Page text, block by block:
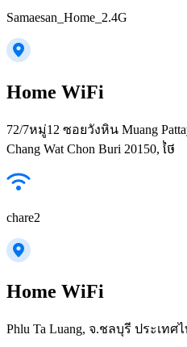
Samaesan_Home_2.4G
Home WiFi
72/7หมู่12 ซอยวังหิน Muang
Chang Wat Chon Buri 20150, ថៃ
chare2
Home WiFi
Phlu Ta Luang, จ.ชลบุรี ประเทศ